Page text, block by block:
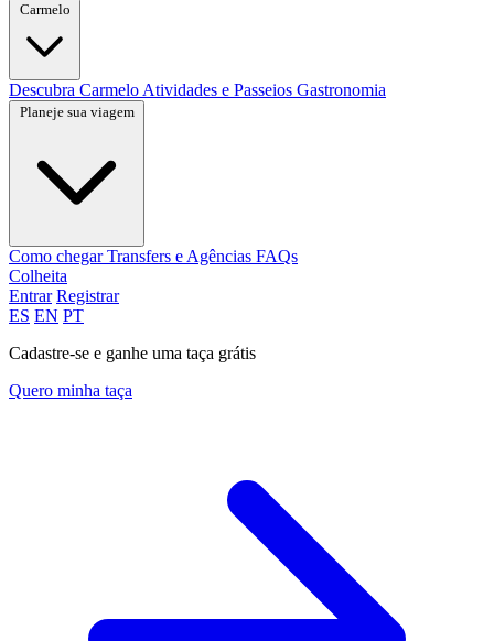
Carmelo
Descubra Carmelo Atividades e Passeios Gastronomia
Planeje sua viagem
Como chegarTransfers e Agências FAQs
Colheita
Entrar Registrar
ES EN PT
Cadastre-se e ganhe uma taça grátis
Quero minha taça